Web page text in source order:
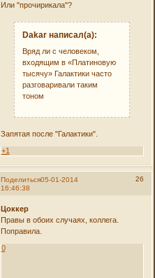
Или "прочирикала"?
Dakar написал(а):
Вряд ли с человеком,
входящим в «Платиновую
тысячу» Галактики часто
разговаривали таким
тоном
Запятая после "Галактики".
+1
Поделиться 26
05-01-2014
16:46:38
Цоккер
Правы в обоих случаях, коллега.
Поправила.
0